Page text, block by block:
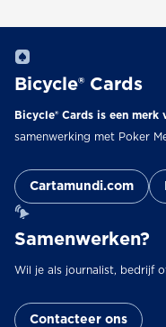
Bicycle® Cards
Bicycle® Cards is een merk
samenwerking met Poker
Cartamundi.com
Samenwerken?
Wil je als journalist, bedrijf
Contacteer ons